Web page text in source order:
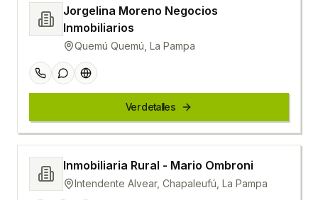
Jorgelina Moreno Negocios
Inmobiliarios
Quemú Quemú, La Pampa
Ver detalles
Inmobiliaria Rural - Mario Ombroni
Intendente Alvear, Chapaleufú, La Pampa